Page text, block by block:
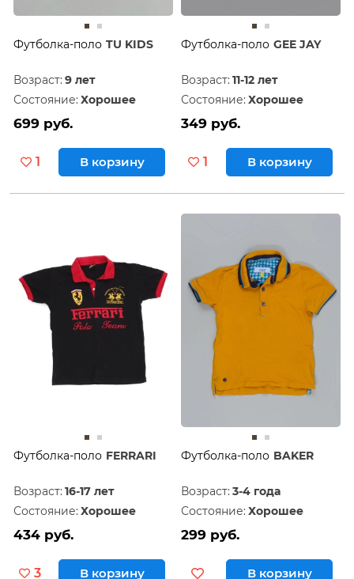
Футболка-поло TU KIDS
Возраст: 9 лет
Состояние: Хорошее
699 руб.
1 В корзину
Футболка-поло GEE JAY
Возраст: 11-12 лет
Состояние: Хорошее
349 руб.
1 В корзину
Футболка-поло FERRARI
Возраст: 16-17 лет
Состояние: Хорошее
434 руб.
3 В корзину
Футболка-поло BAKER
Возраст: 3-4 года
Состояние: Хорошее
299 руб.
В корзину